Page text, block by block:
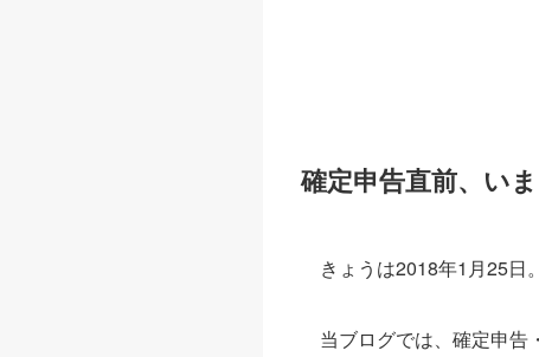
確定申告直前、い
きょうは2018年1月25日
当ブログでは、確定申告